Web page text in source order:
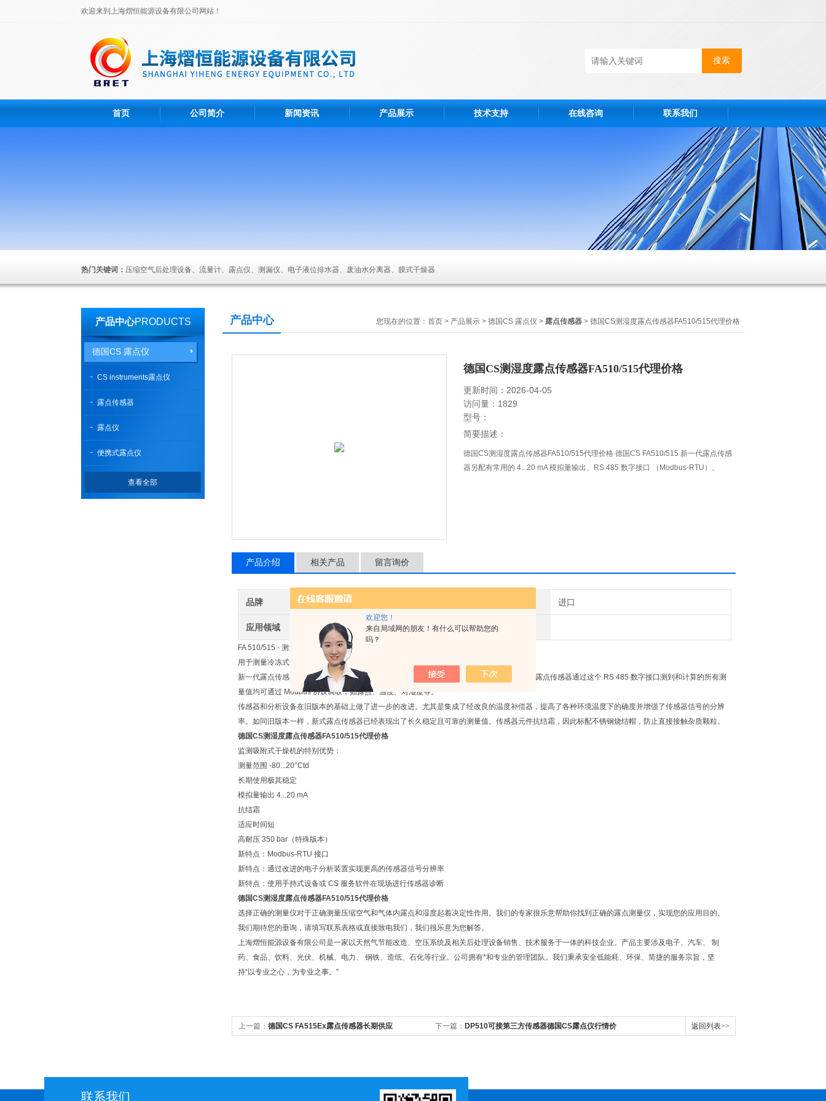
欢迎您！
来自局域网的朋友！有什么可以帮助您的
吗？
欢迎来到上海熠恒能源设备有限公司网站！
首页 公司简介 新闻资讯 产品展示 技术支持 在线咨询 联系我们
热门关键词： 压缩空气后处理设备、流量计、露点仪、测漏仪、电子液位排水器、废油水分离器、膜式干燥器
产品中心PRODUCTS
德国CS 露点仪
CS instruments露点仪
露点传感器
露点仪
便携式露点仪
查看全部
产品中心 您现在的位置： 首页 > 产品展示 > 德国CS 露点仪 > 露点传感器 > 德国CS测湿度露点传感器FA510/515代理价格
德国CS测湿度露点传感器FA510/515代理价格
更新时间：2026-04-05
访问量：1829
型号：
简要描述：
德国CS测湿度露点传感器FA510/515代理价格 德国CS FA510/515 新一代露点传感
器另配有常用的 4...20 mA 模拟量输出、RS 485 数字接口 （Modbus-RTU）。
产品介绍 相关产品 留言询价
品牌 其他品牌 进口
应用领域 环保
FA 510/515 - 测量吸附式干燥机内部湿度的露点传感器
用于测量冷冻式干燥机 -80 至 20°Ctd 的湿度
新一代露点传感器另配有常用的 4...20 mA 模拟量输出、RS 485 数字接口 (Modbus-RTU)。露点传感器通过这个 RS 485 数字接口测到和计算的所有测
量值均可通过 Modbus 协议调取，如露点、温度、对湿度等。
传感器和分析设备在旧版本的基础上做了进一步的改进。尤其是集成了经改良的温度补偿器，提高了各种环境温度下的确度并增强了传感器信号的分辨
率。如同旧版本一样，新式露点传感器已经表现出了长久稳定且可靠的测量值。传感器元件抗结霜，因此标配不锈钢烧结帽，防止直接接触杂质颗粒。
德国CS测湿度露点传感器FA510/515代理价格
监测吸附式干燥机的特别优势：
测量范围 -80...20°Ctd
长期使用极其稳定
模拟量输出 4...20 mA
抗结霜
适应时间短
高耐压 350 bar（特殊版本）
新特点：Modbus-RTU 接口
新特点：通过改进的电子分析装置实现更高的传感器信号分辨率
新特点：使用手持式设备或 CS 服务软件在现场进行传感器诊断
德国CS测湿度露点传感器FA510/515代理价格
选择正确的测量仪对于正确测量压缩空气和气体内露点和湿度起着决定性作用。我们的专家很乐意帮助你找到正确的露点测量仪，实现您的应用目的。
我们期待您的垂询，请填写联系表格或直接致电我们，我们很乐意为您解答。
上海熠恒能源设备有限公司是一家以天然气节能改造、空压系统及相关后处理设备销售、技术服务于一体的科技企业。产品主要涉及电子、汽车、 制
药、食品、饮料、光伏、机械、电力、 钢铁、造纸、石化等行业。公司拥有*和专业的管理团队。我们秉承安全低能耗、环保、简捷的服务宗旨，坚
持“以专业之心，为专业之事。”
上一篇： 德国CS FA515Ex露点传感器长期供应 下一篇： DP510可接第三方传感器德国CS露点仪行情价 返回列表>>
联系我们